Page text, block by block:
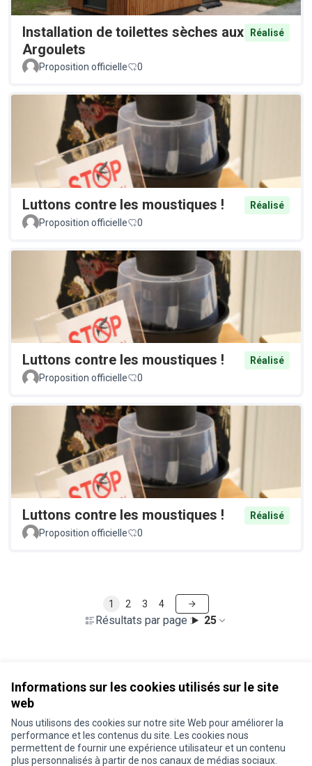
Informations sur les cookies utilisés sur le site
web
Nous utilisons des cookies sur notre site Web pour améliorer la
performance et les contenus du site. Les cookies nous
permettent de fournir une expérience utilisateur et un contenu
plus personnalisés à partir de nos canaux de médias sociaux.
Installation de toilettes sèches aux
Argoulets
Réalisé
Proposition officielle 0
Luttons contre les moustiques !
Réalisé
Proposition officielle
0
Luttons contre les moustiques !
Réalisé
Proposition officielle
0
Luttons contre les moustiques !
Réalisé
Proposition officielle
0
Résultats par page : 25
1 2 3 4
Conditions d'utilisation
Paramètres des cookies
Je participe ! sur X
Je participe ! sur Facebook
Je participe ! sur Instagram